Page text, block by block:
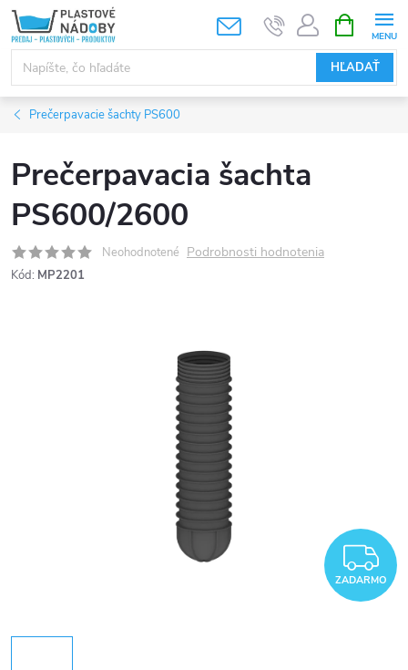
Prejsť
na
obsah
HĽADAŤ
KOŠÍK
Prečerpavacie šachty PS600
Prečerpavacia šachta
PS600/2600
Neohodnotené Podrobnosti hodnotenia
Kód: MP2201
ZADARMO